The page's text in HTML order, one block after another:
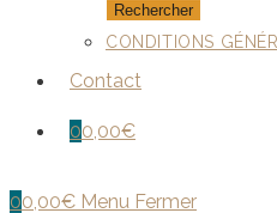
Rechercher
CONDITIONS
Contact
00,00€
00,00€ Menu Fermer